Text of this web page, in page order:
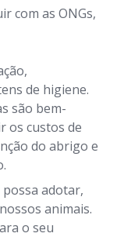
com as ONGs,
de higiene.
são bem-
os custos de
do abrigo e
possa adotar,
animais.
o seu